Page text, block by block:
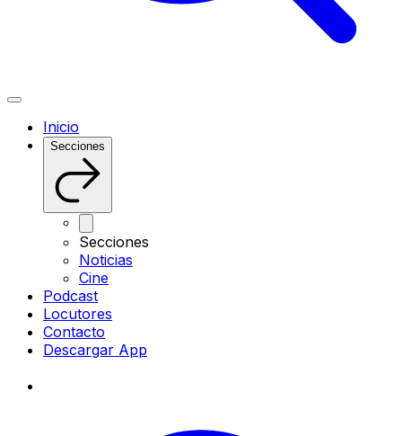
Inicio
Secciones
Secciones
Noticias
Cine
Podcast
Locutores
Contacto
Descargar App